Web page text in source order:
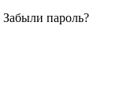
Забыли пароль?